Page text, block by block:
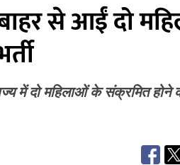
से आईं दो
में दो महिलाओं के संक्रमित होने